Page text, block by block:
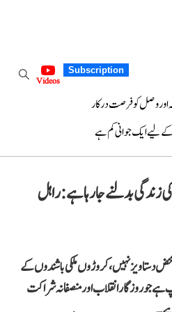
Subscription
Videos
اور وصل کو فرصت درکار
لیے ایک جوانی کم ہے
کی زندگی بدلنے جا رہا ہے: راہل
دستاویز نہیں، کروڑوں ملکی باشندوں کے
جو روزگار انقلاب اور منصفانہ شراکت